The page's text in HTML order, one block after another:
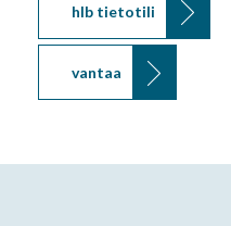
hlb tietotili
vantaa